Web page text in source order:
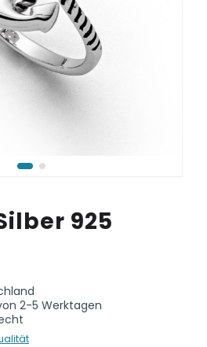
925
2-5 Werktagen